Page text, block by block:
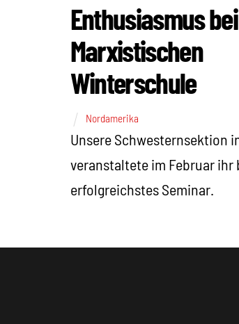
Enthusiasmus
Marxistischen
Winterschule
Nordamerika
Unsere Schwesternsektion
veranstaltete im Februar ihr
erfolgreichstes Seminar.